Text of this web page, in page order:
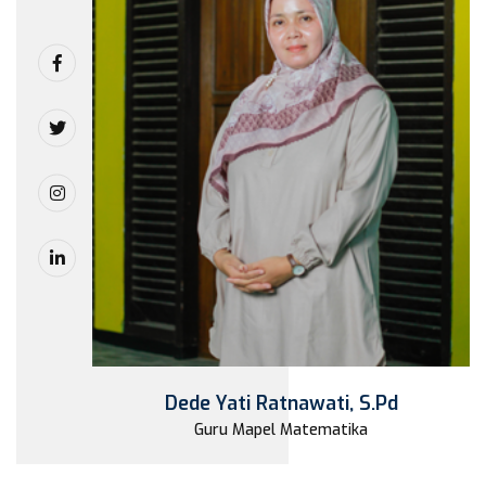
Dede Yati Ratnawati, S.Pd
Guru Mapel Matematika